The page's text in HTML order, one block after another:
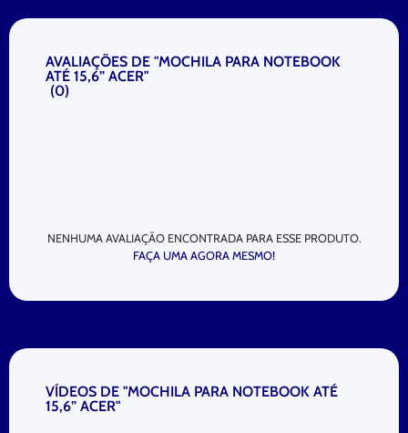
AVALIAÇÕES DE "MOCHILA PARA NOTEBOOK
ATÉ 15,6” ACER"
(0)
NENHUMA AVALIAÇÃO ENCONTRADA PARA ESSE PRODUTO.
FAÇA UMA AGORA MESMO!
VÍDEOS DE "MOCHILA PARA NOTEBOOK ATÉ
15,6” ACER"